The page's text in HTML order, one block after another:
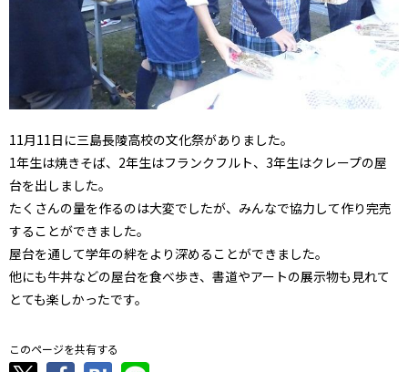
11月11日に三島長陵高校の文化祭がありました。
1年生は焼きそば、2年生はフランクフルト、3年生はクレープの屋
台を出しました。
たくさんの量を作るのは大変でしたが、みんなで協力して作り完売
することができました。
屋台を通して学年の絆をより深めることができました。
他にも牛丼などの屋台を食べ歩き、書道やアートの展示物も見れて
とても楽しかったです。
このページを共有する